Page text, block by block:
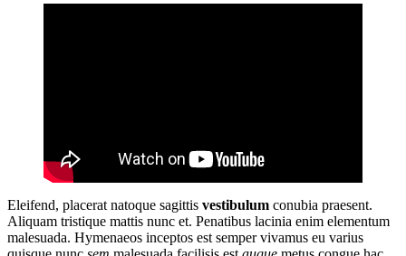
Eleifend, placerat natoque sagittis vestibulum conubia praesent.
Aliquam tristique mattis nunc et. Penatibus lacinia enim elementum
malesuada. Hymenaeos inceptos est semper vivamus eu varius